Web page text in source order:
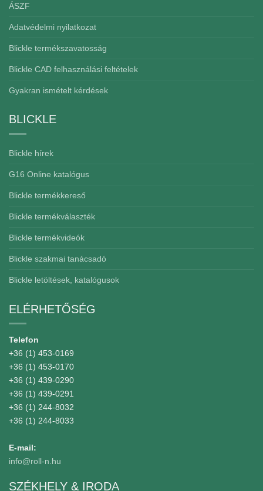
ÁSZF
Adatvédelmi nyilatkozat
Blickle termékszavatosság
Blickle CAD felhasználási feltételek
Gyakran ismételt kérdések
BLICKLE
Blickle hírek
G16 Online katalógus
Blickle termékkereső
Blickle termékválaszték
Blickle termékvideók
Blickle szakmai tanácsadó
Blickle letöltések, katalógusok
ELÉRHETŐSÉG
Telefon
+36 (1) 453-0169
+36 (1) 453-0170
+36 (1) 439-0290
+36 (1) 439-0291
+36 (1) 244-8032
+36 (1) 244-8033
E-mail:
info@roll-n.hu
SZÉKHELY & IRODA